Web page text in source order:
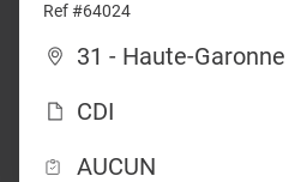
Ref #64024
31 - Haute-Garonne
CDI
AUCUN